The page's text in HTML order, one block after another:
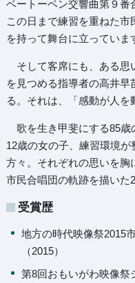
ベートーベン交響曲第９番
この日まで練習を重ねた
を持って舞台に立っていま
そして客席にも、ある思
を見つめる指導者の高井
る。それは、「感動が人を
歌を生き甲斐にする85歳
12歳の女の子、練習環境
方々。それぞれの思いを胸
市民合唱団の軌跡を描いた
受賞歴
地方の時代映像祭2015
（2015）
第8回おもいがわ映像祭